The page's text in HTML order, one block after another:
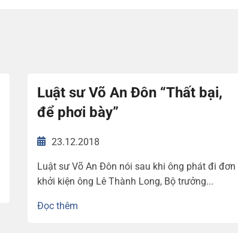
Luật sư Võ An Đôn “Thất bại,
để phơi bày”
23.12.2018
Luật sư Võ An Đôn nói sau khi ông phát đi đơn
khởi kiện ông Lê Thành Long, Bộ trưởng...
Đọc thêm